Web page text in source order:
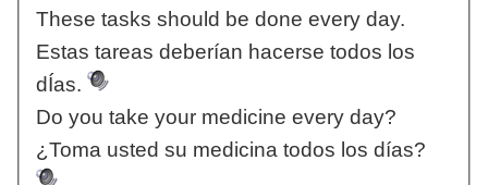
These tasks should be done every day.
Estas tareas deberían hacerse todos los
dÍas.
Do you take your medicine every day?
¿Toma usted su medicina todos los días?